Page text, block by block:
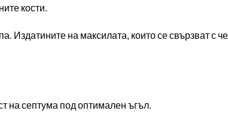
кости.
Издатините на максилата, които се свързват с
на септума под оптимален ъгъл.